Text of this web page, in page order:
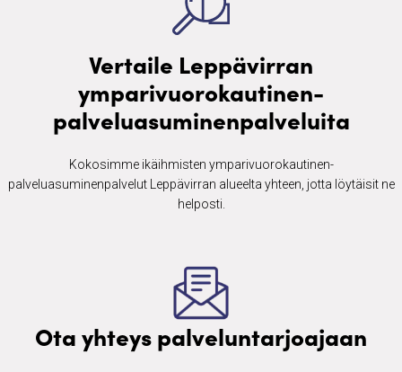
Vertaile Leppävirran
ymparivuorokautinen-
palveluasuminenpalveluita
Kokosimme ikäihmisten ​ymparivuorokautinen-
palveluasuminenpalvelut Leppävirran alueelta yhteen, jotta löytäisit ne
helposti.
Ota yhteys palveluntarjoajaan